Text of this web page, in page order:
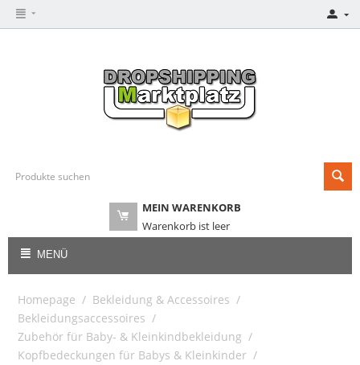
MEIN WARENKORB
Warenkorb ist leer
MENÜ
Homepage / Bekleidung & Accessoires /
Bekleidungsaccessoires /
Zubehör für Baby- & Kleinkindbekleidung /
Kopfbedeckungen für Babys & Kleinkinder /